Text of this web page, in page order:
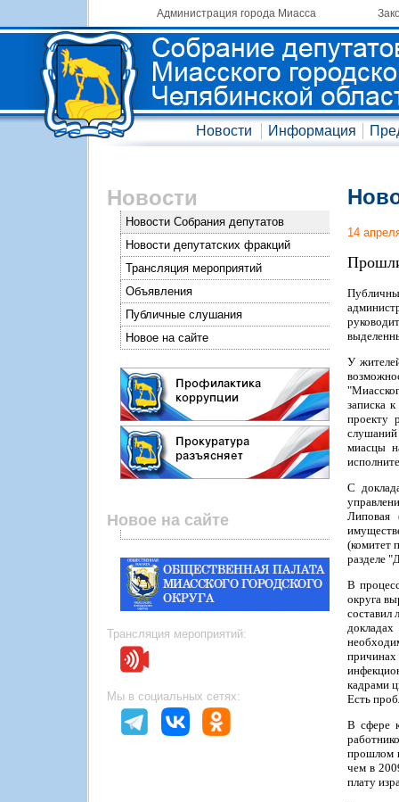
Администрация города Миасса
Новости Информация
Новости
Новости Собрания депутатов
Новости депутатских фракций
Трансляция мероприятий
Объявления
Публичные слушания
Новое на сайте
Новое на сайте
Трансляция мероприятий:
Мы в социальных сетях:
14
У
записка
проекту
миасцы
С
Липовая
(комитет
разделе
В
округа
составил
кадрами
Есть
В сфере
прошлом
чем в
плату